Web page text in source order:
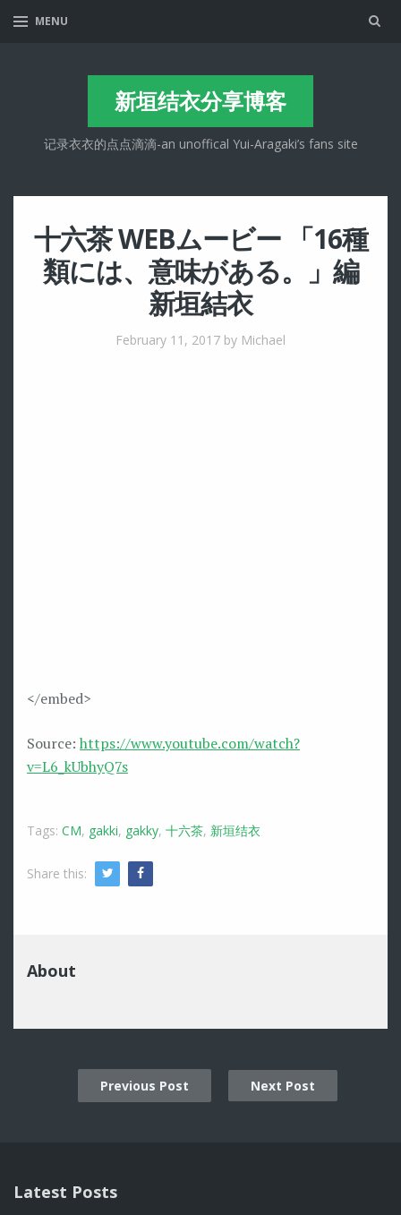
MENU
新垣结衣分享博客
记录衣衣的点点滴滴-an unoffical Yui-Aragaki’s fans site
十六茶 WEBムービー 「16種
類には、意味がある。」編
新垣結衣
February 11, 2017 by Michael
</embed>
Source: https://www.youtube.com/watch?
v=L6_kUbhyQ7s
Tags: CM, gakki, gakky, 十六茶, 新垣结衣
Share this: Twitter
About
Previous Post Next Post
Latest Posts